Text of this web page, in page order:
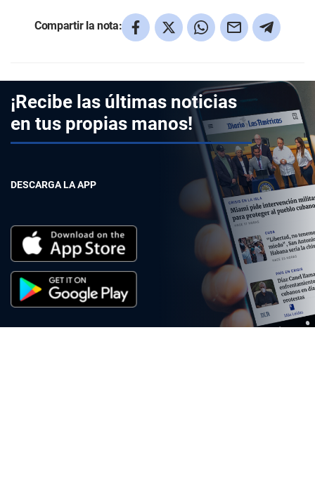
Compartir la nota:
¡Recibe las últimas noticias
en tus propias manos!
DESCARGA LA APP